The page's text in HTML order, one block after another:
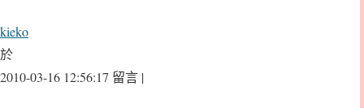
kieko
於
2010-03-16 12:56:17 留言 |